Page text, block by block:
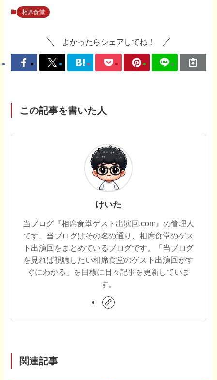
相席食堂
よかったらシェアしてね！
この記事を書いた人
けいた
当ブログ『相席食堂ゲスト出演回.com』の管理人
です。当ブログはその名の通り、相席食堂のゲス
ト出演回をまとめているブログです。「当ブログ
を見れば視聴したい相席食堂のゲスト出演回がす
ぐにわかる」を目標に日々記事を更新していま
す。
関連記事